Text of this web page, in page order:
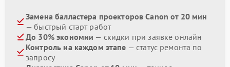
Замена балластера проекторов Canon от 20 мин
— быстрый старт работ
До 30% экономии — скидки при заявке онлайн
Контроль на каждом этапе — статус ремонта по
запросу